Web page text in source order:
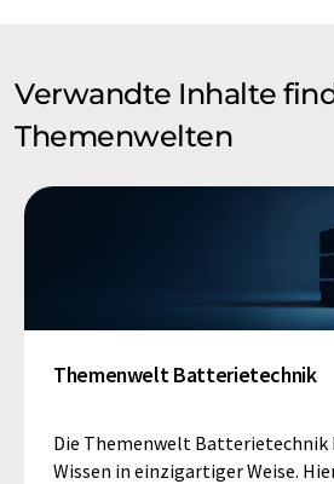
Verwandte Inhalte
Themenwelten
Themenwelt Batterietechnik
Die Themenwelt Batterietechnik
Wissen in einzigartiger Weise.